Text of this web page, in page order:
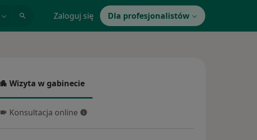
Zaloguj się Dla profesjonalistów
Wizyta w gabinecie
Wizyta w gabinecie
Konsultacja online
Konsultacja online